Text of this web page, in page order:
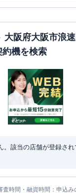
大阪府大阪市浪
機を検索
。該当の店舗が登録さ
査時間・融資時間：申込